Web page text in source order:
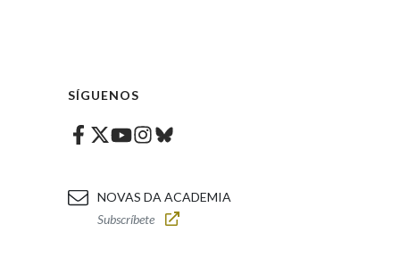
SÍGUENOS
Facebook
Twitter
Youtube
Instagram
Bluesky
NOVAS DA ACADEMIA
Subscríbete